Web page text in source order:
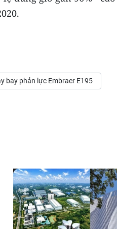
bay phản lực Embraer E195